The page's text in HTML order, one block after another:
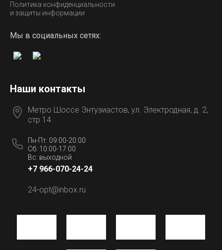
Политика конфиденциальности
и защиты информации
Мы в социальных сетях:
Наши контакты
Метро Шоссе Энтузиастов, ул. Электродная, д. 2,
стр 14
Пн-Пт: 09:00-20:00
Сб: 10:00-17:00
Вс: выходной
+7 966-070-24-24
24-opt@inbox.ru